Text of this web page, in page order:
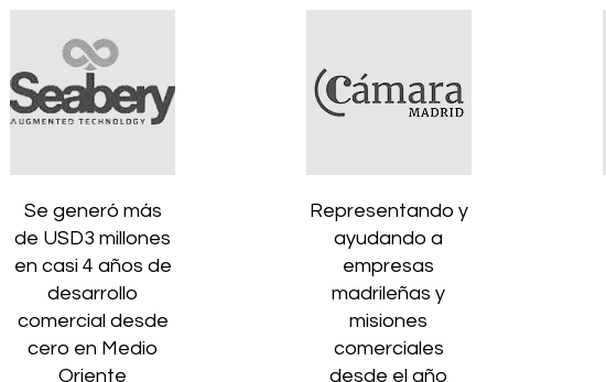
Se generó más
de USD3 millones
en casi 4 años de
desarrollo
comercial desde
cero en Medio
Oriente
Representando y
ayudando a
empresas
madrileñas y
misiones
comerciales
desde el año